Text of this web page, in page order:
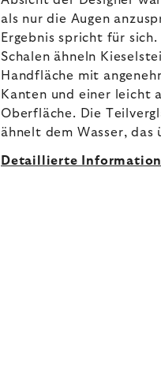
als nur die Augen
Ergebnis spricht für
Schalen ähneln
Handfläche mit
Kanten und einer leicht
Oberfläche. Die
ähnelt dem Wasser, das
Detaillierte